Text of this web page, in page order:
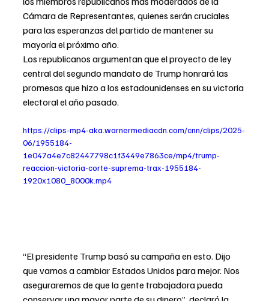
Cámara de Representantes, quienes serán cruciales
para las esperanzas del partido de mantener su
mayoría el próximo año.
Los republicanos argumentan que el proyecto de ley
central del segundo mandato de Trump honrará las
promesas que hizo a los estadounidenses en su victoria
electoral el año pasado.
https://clips-mp4-aka.warnermediacdn.com/cnn/clips/2025-
06/1955184-
1e047a4e7c82447798c1f3449e7863ce/mp4/trump-
reaccion-victoria-corte-suprema-trax-1955184-
1920x1080_8000k.mp4
“El presidente Trump basó su campaña en esto. Dijo
que vamos a cambiar Estados Unidos para mejor. Nos
aseguraremos de que la gente trabajadora pueda